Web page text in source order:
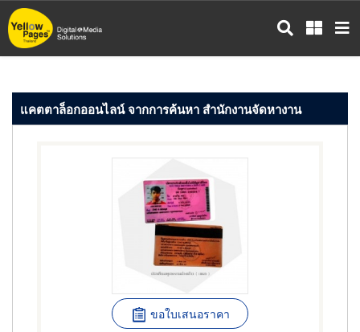
ข้าม
ไป
หลัก
แคตตาล็อกออนไลน์ จากการค้นหา สำนักงานจัดหางาน
ขอใบเสนอราคา